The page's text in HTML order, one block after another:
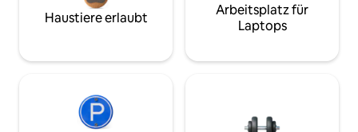
Haustiere erlaubt
Arbeitsplatz für
Laptops